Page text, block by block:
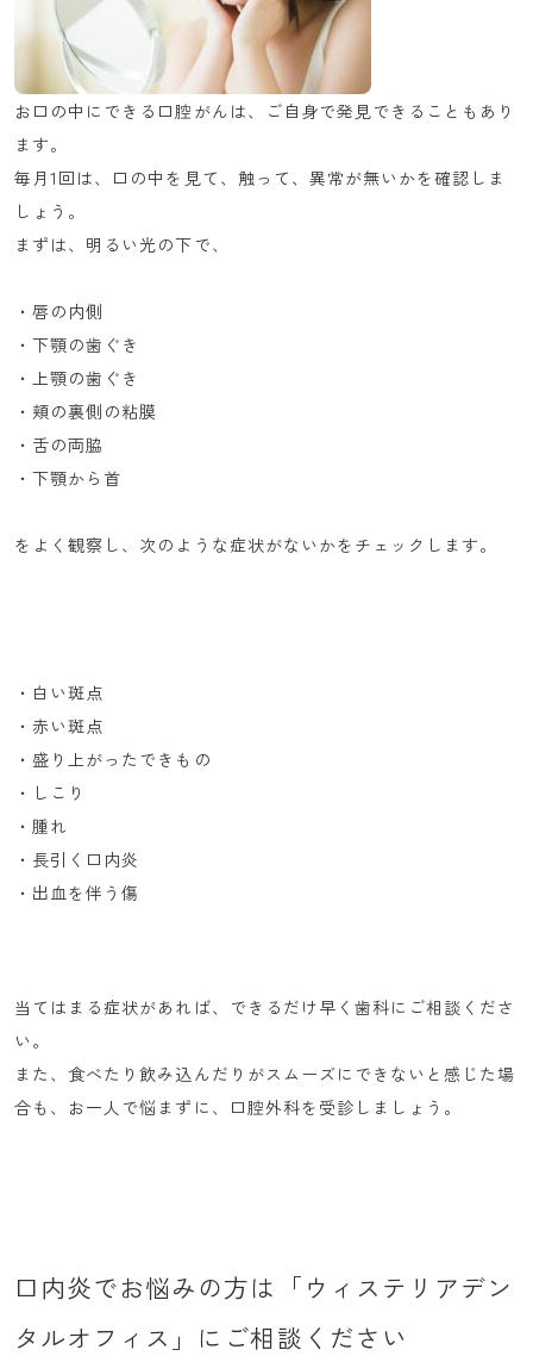
お口の中にできる口腔がんは、ご自身で発見できることもあり
ます。
毎月1回は、口の中を見て、触って、異常が無いかを確認しま
しょう。
まずは、明るい光の下で、
・唇の内側
・下顎の歯ぐき
・上顎の歯ぐき
・頬の裏側の粘膜
・舌の両脇
・下顎から首
をよく観察し、次のような症状がないかをチェックします。
・白い斑点
・赤い斑点
・盛り上がったできもの
・しこり
・腫れ
・長引く口内炎
・出血を伴う傷
当てはまる症状があれば、できるだけ早く歯科にご相談くださ
い。
また、食べたり飲み込んだりがスムーズにできないと感じた場
合も、お一人で悩まずに、口腔外科を受診しましょう。
口内炎でお悩みの方は「ウィステリアデン
タルオフィス」にご相談ください